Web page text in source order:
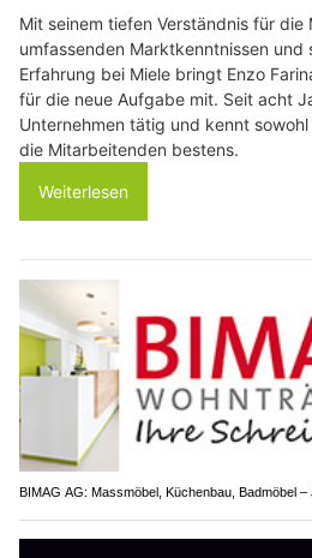
Mit seinem tiefen Verständnis für die
umfassenden Marktkenntnissen und
Erfahrung bei Miele bringt Enzo
für die neue Aufgabe mit. Seit acht
Unternehmen tätig und kennt
die Mitarbeitenden bestens.
Weiterlesen
BIMAG AG: Massmöbel, Küchenbau, Badmöbel –